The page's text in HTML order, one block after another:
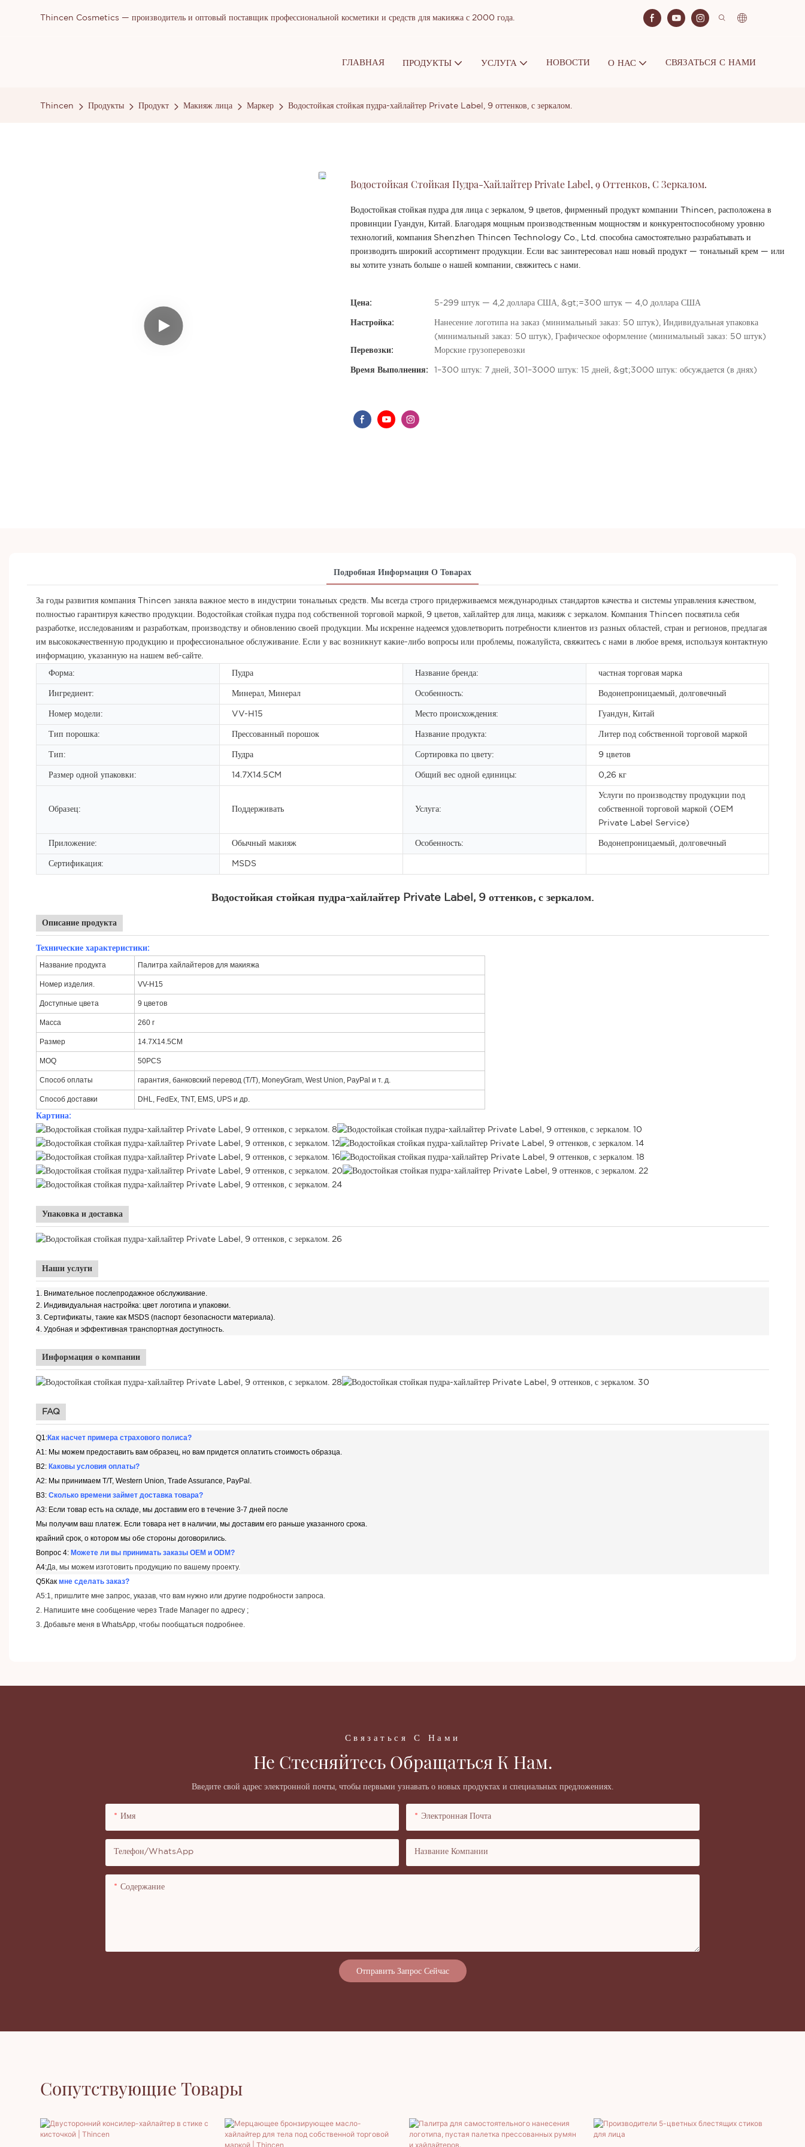
Thincen Cosmetics — производитель и оптовый поставщик профессиональной косметики и средств для макияжа с 2000 года.
ГЛАВНАЯ ПРОДУКТЫ УСЛУГА НОВОСТИ О НАС СВЯЗАТЬСЯ С НАМИ
Thincen Продукты Продукт Макияж лица Маркер Водостойкая стойкая пудра-хайлайтер Private Label, 9 оттенков, с зеркалом.
Водостойкая Стойкая Пудра-Хайлайтер Private Label, 9 Оттенков, С Зеркалом.
Водостойкая стойкая пудра для лица с зеркалом, 9 цветов, фирменный продукт компании Thincen, расположена в
провинции Гуандун, Китай. Благодаря мощным производственным мощностям и конкурентоспособному уровню
технологий, компания Shenzhen Thincen Technology Co., Ltd. способна самостоятельно разрабатывать и
производить широкий ассортимент продукции. Если вас заинтересовал наш новый продукт — тональный крем — или
вы хотите узнать больше о нашей компании, свяжитесь с нами.
Цена: 5-299 штук — 4,2 доллара США, &gt;=300 штук — 4,0 доллара США
Настройка:
Нанесение логотипа на заказ (минимальный заказ: 50 штук), Индивидуальная упаковка
(минимальный заказ: 50 штук), Графическое оформление (минимальный заказ: 50 штук)
Перевозки:
Морские грузоперевозки
Время Выполнения: 1–300 штук: 7 дней, 301–3000 штук: 15 дней, &gt;3000 штук: обсуждается (в днях)
Подробная Информация О Товарах
За годы развития компания Thincen заняла важное место в индустрии тональных средств. Мы всегда строго придерживаемся международных стандартов качества и системы управления качеством,
полностью гарантируя качество продукции. Водостойкая стойкая пудра под собственной торговой маркой, 9 цветов, хайлайтер для лица, макияж с зеркалом. Компания Thincen посвятила себя
разработке, исследованиям и разработкам, производству и обновлению своей продукции. Мы искренне надеемся удовлетворить потребности клиентов из разных областей, стран и регионов, предлагая
им высококачественную продукцию и профессиональное обслуживание. Если у вас возникнут какие-либо вопросы или проблемы, пожалуйста, свяжитесь с нами в любое время, используя контактную
информацию, указанную на нашем веб-сайте.
Форма: Пудра Название бренда: частная торговая марка
Ингредиент: Минерал, Минерал Особенность: Водонепроницаемый, долговечный
Номер модели: VV-H15 Место происхождения: Гуандун, Китай
Тип порошка: Прессованный порошок Название продукта: Литер под собственной торговой маркой
Тип: Пудра Сортировка по цвету: 9 цветов
Размер одной упаковки: 14.7X14.5CM Общий вес одной единицы: 0,26 кг
Образец: Поддерживать Услуга:
Услуги по производству продукции под
собственной торговой маркой (OEM
Private Label Service)
Приложение: Обычный макияж Особенность: Водонепроницаемый, долговечный
Сертификация: MSDS
Водостойкая стойкая пудра-хайлайтер Private Label, 9 оттенков, с зеркалом.
Описание продукта
Технические характеристики:
Название продукта Палитра хайлайтеров для макияжа
Номер изделия. VV-H15
Доступные цвета 9 цветов
Масса 260 г
Размер 14.7X14.5CM
MOQ 50PCS
Способ оплаты гарантия, банковский перевод (T/T), MoneyGram, West Union, PayPal и т. д.
Способ доставки DHL, FedEx, TNT, EMS, UPS и др.
Картина:
Упаковка и доставка
Наши услуги
1.
Внимательное послепродажное обслуживание.
2. Индивидуальная настройка: цвет логотипа и упаковки.
3. Сертификаты, такие как MSDS (паспорт безопасности материала).
4. Удобная и эффективная транспортная доступность.
Информация о компании
FAQ
Q1:Как насчет примера страхового полиса?
A1: Мы можем предоставить вам образец, но вам придется оплатить стоимость образца.
В2: Каковы условия оплаты?
A2: Мы принимаем T/T, Western Union, Trade Assurance, PayPal.
В3: Сколько времени займет доставка товара?
A3: Если товар есть на складе, мы доставим его в течение 3-7 дней после
Мы получим ваш платеж. Если товара нет в наличии, мы доставим его раньше указанного срока.
крайний срок, о котором мы обе стороны договорились.
Вопрос 4: Можете ли вы принимать заказы OEM и ODM?
A4:Да, мы можем изготовить продукцию по вашему проекту.
Q5Как мне сделать заказ?
A5:1, пришлите мне запрос, указав, что вам нужно или другие подробности запроса.
2. Напишите мне сообщение через Trade Manager по адресу ;
3. Добавьте меня в WhatsApp, чтобы пообщаться подробнее.
Связаться С Нами
Не Стесняйтесь Обращаться К Нам.
Введите свой адрес электронной почты, чтобы первыми узнавать о новых продуктах и ​​специальных предложениях.
Имя Электронная Почта
Телефон/WhatsApp Название Компании
Содержание
Отправить Запрос Сейчас
Сопутствующие Товары